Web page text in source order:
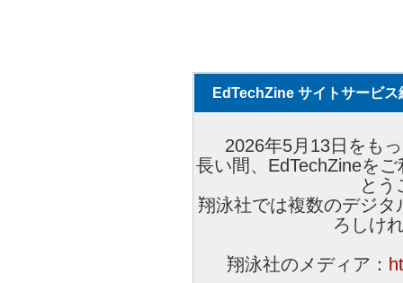
EdTechZine サイトサービス
2026年5月13日をも
長い間、EdTechZineを
とう
翔泳社では複数のデジ
ろしけ
翔泳社のメディア：